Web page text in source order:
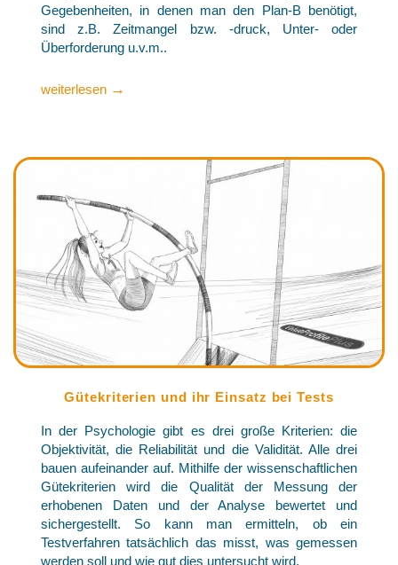
Gegebenheiten, in denen man den Plan-B benötigt,
sind z.B. Zeitmangel bzw. -druck, Unter- oder
Überforderung u.v.m..
weiterlesen →
Gütekriterien und ihr Einsatz bei Tests
In der Psychologie gibt es drei große Kriterien: die
Objektivität, die Reliabilität und die Validität. Alle drei
bauen aufeinander auf. Mithilfe der wissenschaftlichen
Gütekriterien wird die Qualität der Messung der
erhobenen Daten und der Analyse bewertet und
sichergestellt. So kann man ermitteln, ob ein
Testverfahren tatsächlich das misst, was gemessen
werden soll und wie gut dies untersucht wird.